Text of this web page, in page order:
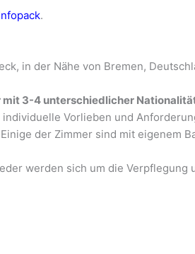
.
in der Nähe von Bremen,
mit 3-4 unterschiedlicher
Vorlieben und
der Zimmer sind mit eigenem
werden sich um die Verpflegung